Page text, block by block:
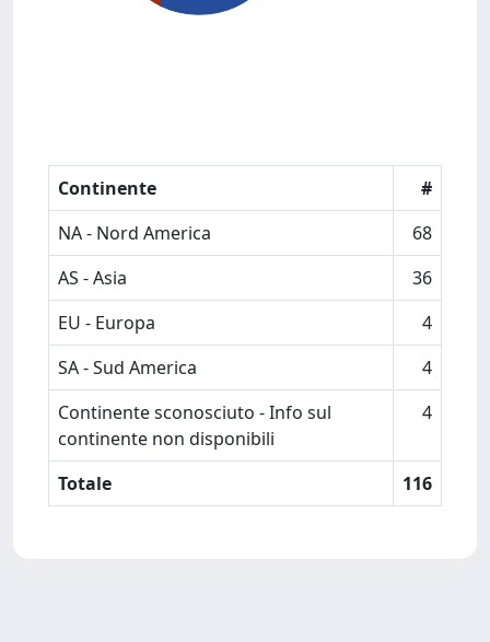
Continente
#
NA - Nord America
68
AS - Asia
36
EU - Europa
4
SA - Sud America
4
Continente sconosciuto - Info sul
continente non disponibili
4
Totale 116